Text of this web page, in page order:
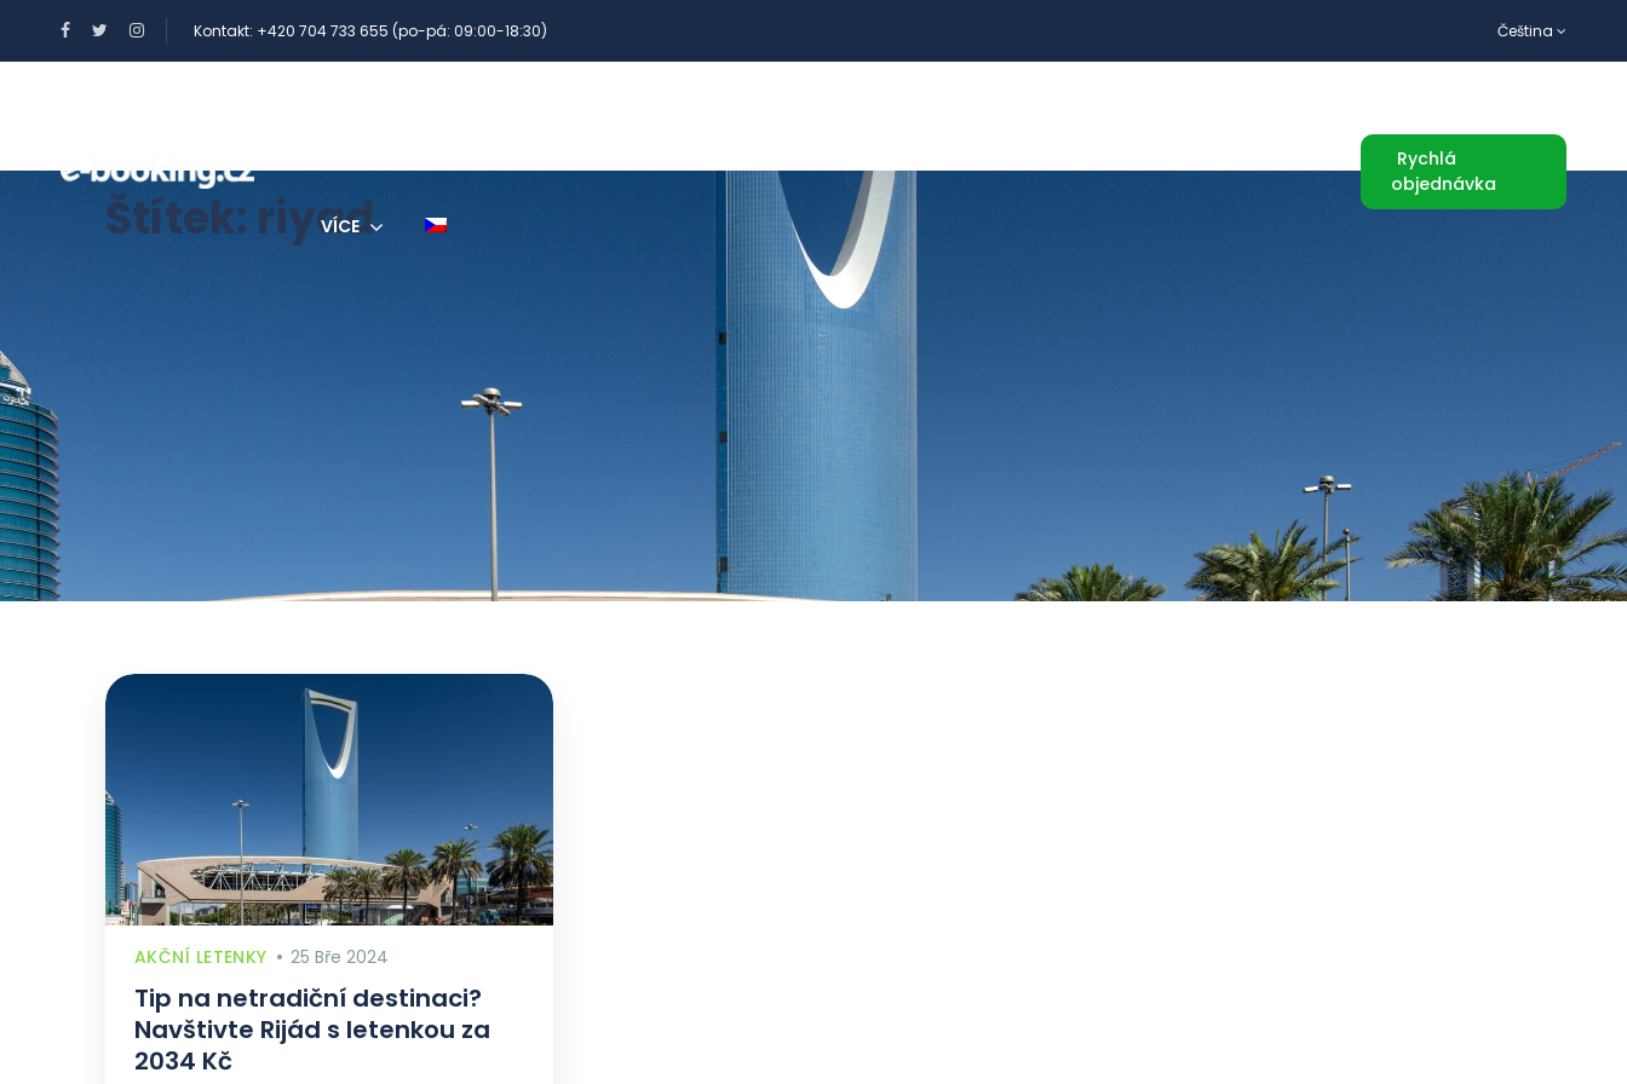
Kontakt: +420 704 733 655 (po-pá: 09:00-18:30) Čeština
VÍCE
Rychlá
objednávka
Štítek: riyad
AKČNÍ LETENKY 25 Bře 2024
Tip na netradiční destinaci?
Navštivte Rijád s letenkou za
2034 Kč